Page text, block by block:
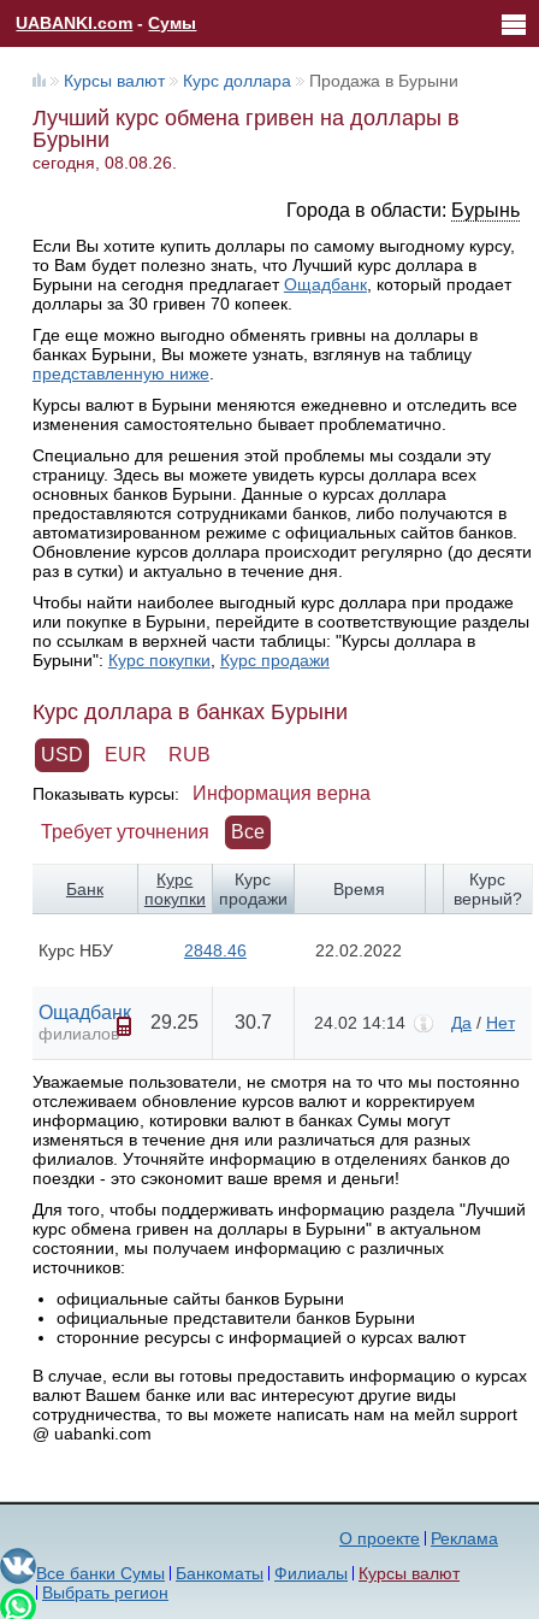
UABANKI.com -Сумы
Курсы валют Курс доллара Продажа в Бурыни
Лучший курс обмена гривен на доллары в
Бурыни
сегодня, 08.08.26.
Города в области: Бурынь
Если Вы хотите купить доллары по самому выгодному курсу,
то Вам будет полезно знать, что Лучший курс доллара в
Бурыни на сегодня предлагаетОщадбанк, который продает
доллары за 30 гривен 70 копеек.
Где еще можно выгодно обменять гривны на доллары в
банках Бурыни, Вы можете узнать, взглянув на таблицу
представленную ниже.
Курсы валют в Бурыни меняются ежедневно и отследить все
изменения самостоятельно бывает проблематично.
Специально для решения этой проблемы мы создали эту
страницу. Здесь вы можете увидеть курсы доллара всех
основных банков Бурыни. Данные о курсах доллара
предоставляются сотрудниками банков, либо получаются в
автоматизированном режиме с официальных сайтов банков.
Обновление курсов доллара происходит регулярно (до десяти
раз в сутки) и актуально в течение дня.
Чтобы найти наиболее выгодный курс доллара при продаже
или покупке в Бурыни, перейдите в соответствующие разделы
по ссылкам в верхней части таблицы: "Курсы доллара в
Бурыни": Курс покупки Курс продажи
Курс доллара в банках Бурыни
USD EUR RUB
Показывать курсы:
Информация верна
Требует уточнения
Все
Банк
Курс
покупки
Курс
продажи
Время
Курс
верный?
Курс НБУ 2848.46 22.02.2022
Ощадбанк
филиалов
29.25 30.7 24.02 14:14 Да / Нет
Уважаемые пользователи, не смотря на то что мы постоянно
отслеживаем обновление курсов валют и корректируем
информацию, котировки валют в банках Сумы могут
изменяться в течение дня или различаться для разных
филиалов. Уточняйте информацию в отделениях банков до
поездки - это сэкономит ваше время и деньги!
Для того, чтобы поддерживать информацию раздела "Лучший
курс обмена гривен на доллары в Бурыни" в актуальном
состоянии, мы получаем информацию с различных
источников:
официальные сайты банков Бурыни
официальные представители банков Бурыни
сторонние ресурсы с информацией о курсах валют
В случае, если вы готовы предоставить информацию о курсах
валют Вашем банке или вас интересуют другие виды
сотрудничества, то вы можете написать нам на мейл support
@ uabanki.com
Реклама
О проекте
Все банки Сумы
Банкоматы Филиалы
Курсы валют
Выбрать регион